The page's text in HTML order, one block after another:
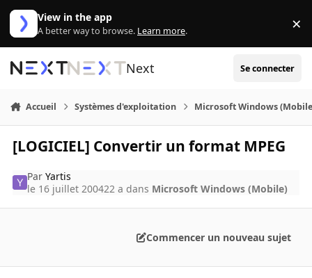
Aller au contenu
View in the app
A better way to browse. Learn more. ×
Next Se connecter
Accueil Systèmes d'exploitation Microsoft Windows
[LOGICIEL] Convertir un format MPEG
ParYartis
le 16 juillet 200422 a dans Microsoft Windows (Mobile)
Commencer un nouveau sujet